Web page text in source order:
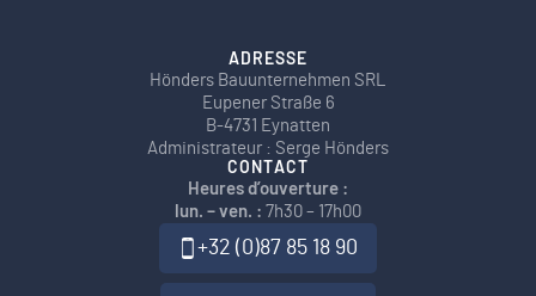
ADRESSE
Hönders Bauunternehmen SRL
Eupener Straße 6
B-4731 Eynatten
Administrateur : Serge Hönders
CONTACT
Heures d’ouverture :
lun. – ven. : 7h30 – 17h00
+32 (0)87 85 18 90